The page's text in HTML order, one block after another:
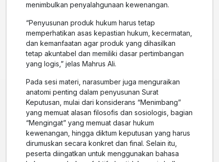
menimbulkan penyalahgunaan kewenangan.
“Penyusunan produk hukum harus tetap
memperhatikan asas kepastian hukum, kecermatan,
dan kemanfaatan agar produk yang dihasilkan
tetap akuntabel dan memiliki dasar pertimbangan
yang logis,” jelas Mahrus Ali.
Pada sesi materi, narasumber juga menguraikan
anatomi penting dalam penyusunan Surat
Keputusan, mulai dari konsiderans “Menimbang”
yang memuat alasan filosofis dan sosiologis, bagian
“Mengingat” yang memuat dasar hukum
kewenangan, hingga diktum keputusan yang harus
dirumuskan secara konkret dan final. Selain itu,
peserta diingatkan untuk menggunakan bahasa